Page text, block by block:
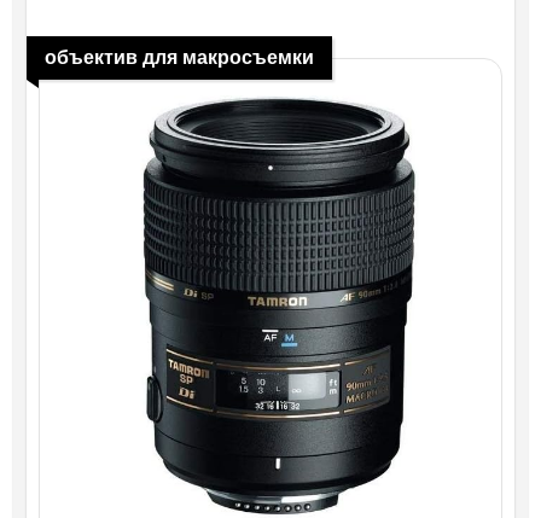
объектив для макросъемки